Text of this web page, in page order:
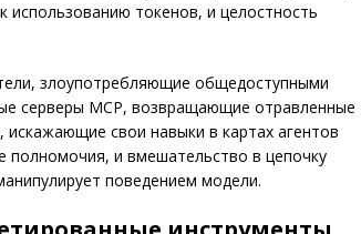
использованию токенов, и целостность
злоупотребляющие общедоступными
серверы MCP, возвращающие отравленные
свои навыки в картах агентов
полномочия, и вмешательство в цепочку
поведением модели.